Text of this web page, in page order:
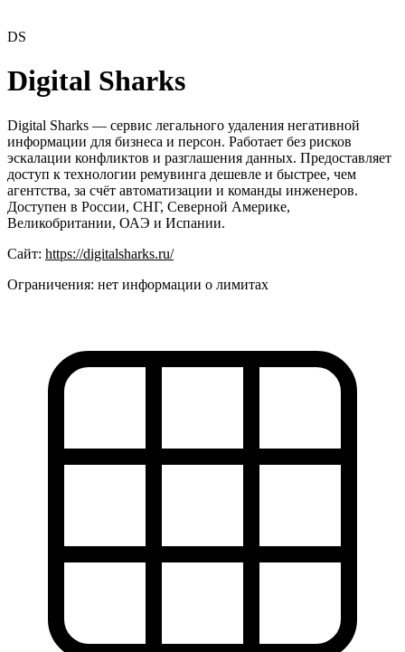
DS
Digital Sharks
Digital Sharks — сервис легального удаления негативной
информации для бизнеса и персон. Работает без рисков
эскалации конфликтов и разглашения данных. Предоставляет
доступ к технологии ремувинга дешевле и быстрее, чем
агентства, за счёт автоматизации и команды инженеров.
Доступен в России, СНГ, Северной Америке,
Великобритании, ОАЭ и Испании.
Сайт: https://digitalsharks.ru/
Ограничения: нет информации о лимитах